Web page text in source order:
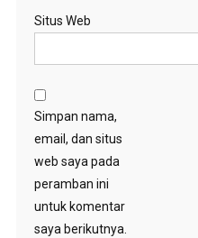
Situs Web
Simpan nama,
email, dan situs
web saya pada
peramban ini
untuk komentar
saya berikutnya.